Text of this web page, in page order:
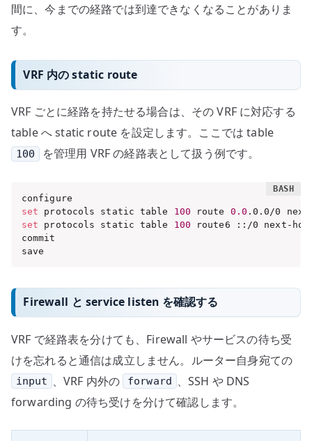
間に、今までの経路では到達できなくなることがありま
す。
VRF 内の static route
VRF ごとに経路を持たせる場合は、その VRF に対応する
table へ static route を設定します。ここでは table
100 を管理用 VRF の経路表として扱う例です。
set protocols static table 100 route 0.0 .0.0/0
set protocols static table 100 route6 ::/0 next-
commit
save
Firewall と service listen を確認する
VRF で経路表を分けても、Firewall やサービスの待ち受
けを忘れると通信は成立しません。ルーター自身宛ての
input 、VRF 内外の forward
、SSH や DNS
forwarding の待ち受けを分けて確認します。